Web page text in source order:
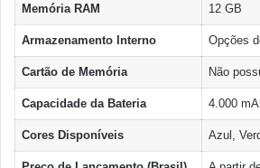
Memória RAM 12 GB
Armazenamento Interno Opções
Cartão de Memória Não
Capacidade da Bateria 4.000
Cores Disponíveis Azul,